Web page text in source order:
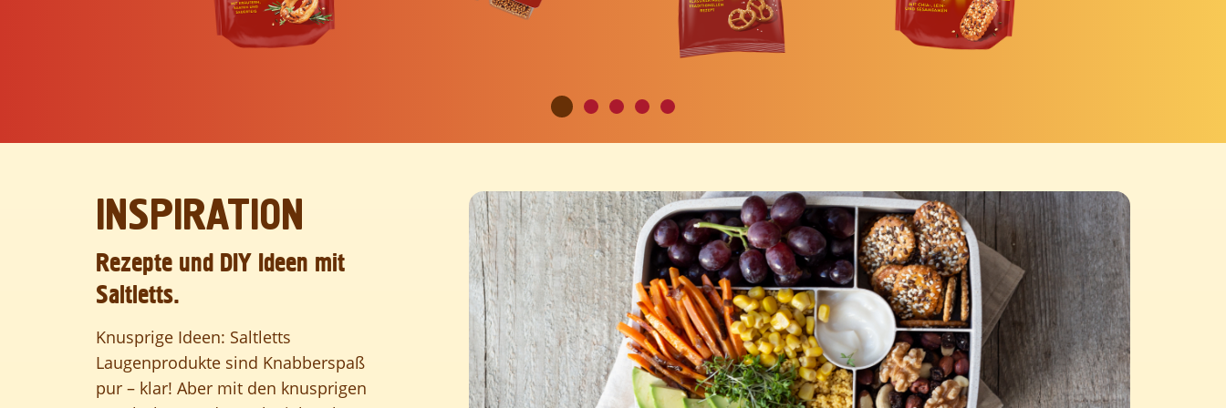
INSPIRATION
Rezepte und DIY Ideen mit
Saltletts.
Knusprige Ideen: Saltletts
Laugenprodukte sind Knabberspaß
pur – klar! Aber mit den knusprigen